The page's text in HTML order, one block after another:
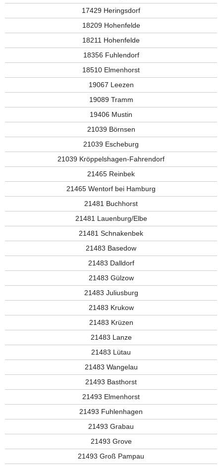
17429 Heringsdorf
18209 Hohenfelde
18211 Hohenfelde
18356 Fuhlendorf
18510 Elmenhorst
19067 Leezen
19089 Tramm
19406 Mustin
21039 Börnsen
21039 Escheburg
21039 Kröppelshagen-Fahrendorf
21465 Reinbek
21465 Wentorf bei Hamburg
21481 Buchhorst
21481 Lauenburg/Elbe
21481 Schnakenbek
21483 Basedow
21483 Dalldorf
21483 Gülzow
21483 Juliusburg
21483 Krukow
21483 Krüzen
21483 Lanze
21483 Lütau
21483 Wangelau
21493 Basthorst
21493 Elmenhorst
21493 Fuhlenhagen
21493 Grabau
21493 Grove
21493 Groß Pampau